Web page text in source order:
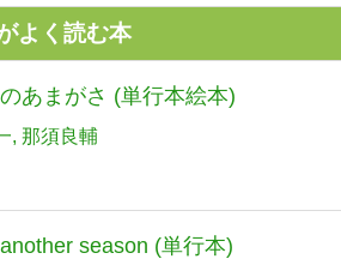
よく読む本
あまがさ (単行本絵本)
那須良輔
season (単行本)